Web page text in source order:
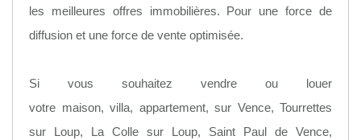
les meilleures offres immobilières. Pour une force de
diffusion et une force de vente optimisée.
Si vous souhaitez vendre ou louer
votre maison, villa, appartement, sur Vence, Tourrettes
sur Loup, La Colle sur Loup, Saint Paul de Vence,